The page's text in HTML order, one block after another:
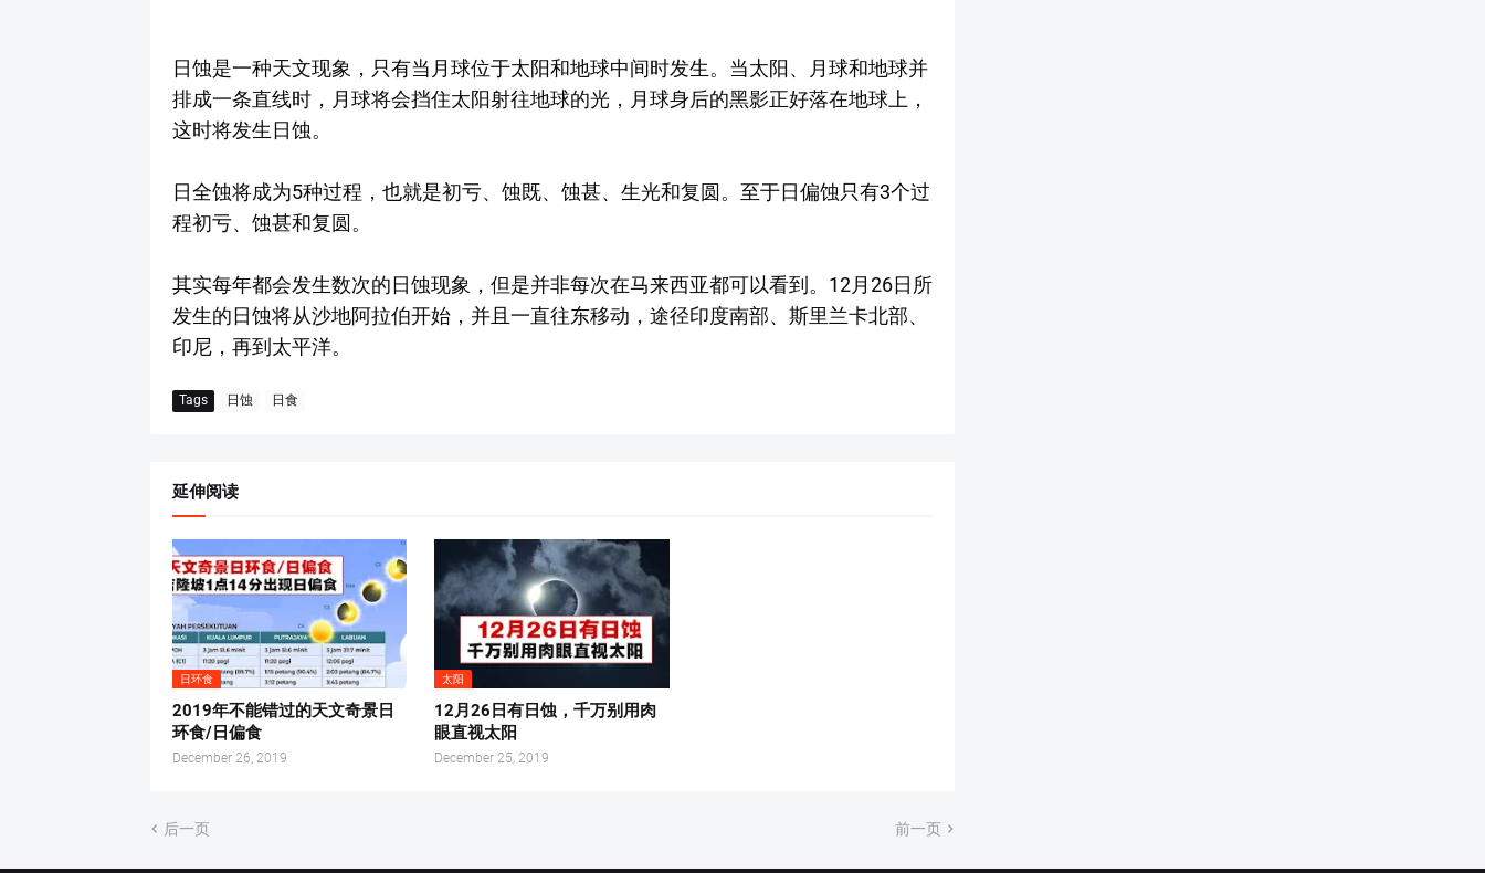
日蚀是一种天文现象，只有当月球位于太阳和地球中间时发生。当太阳、月球和地球并
排成一条直线时，月球将会挡住太阳射往地球的光，月球身后的黑影正好落在地球上，
这时将发生日蚀。
日全蚀将成为5种过程，也就是初亏、蚀既、蚀甚、生光和复圆。至于日偏蚀只有3个过
程初亏、蚀甚和复圆。
其实每年都会发生数次的日蚀现象，但是并非每次在马来西亚都可以看到。12月26日所
发生的日蚀将从沙地阿拉伯开始，并且一直往东移动，途径印度南部、斯里兰卡北部、
印尼，再到太平洋。
Tags 日蚀 日食
延伸阅读
日环食
2019年不能错过的天文奇景日
环食/日偏食
December 26, 2019
太阳
12月26日有日蚀，千万别用肉
眼直视太阳
December 25, 2019
后一页 前一页